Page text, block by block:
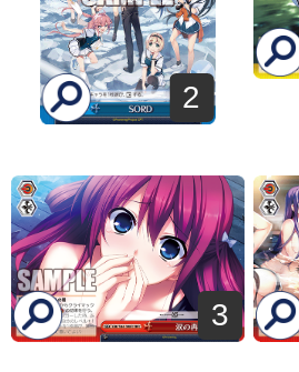
2
3